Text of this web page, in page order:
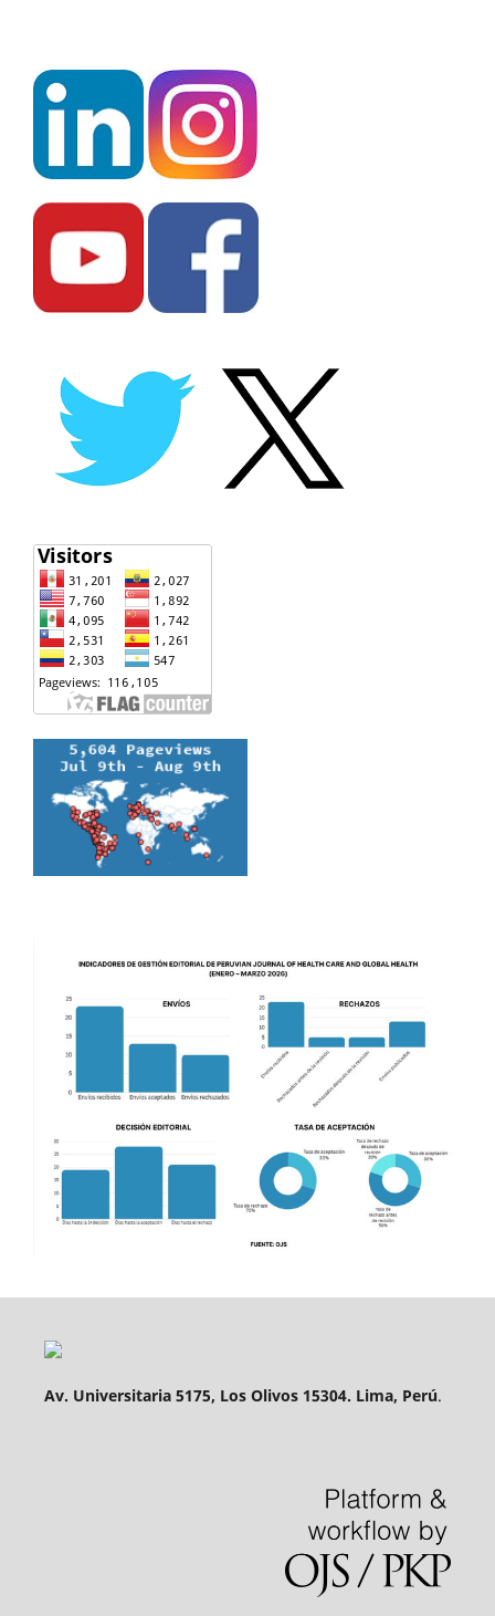
Av. Universitaria 5175, Los Olivos 15304. Lima, Perú.